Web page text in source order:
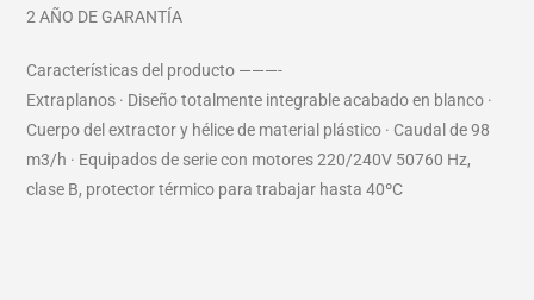
2 AÑO DE GARANTÍA
Características del producto ———-
Extraplanos · Diseño totalmente integrable acabado en blanco ·
Cuerpo del extractor y hélice de material plástico · Caudal de 98
m3/h · Equipados de serie con motores 220/240V 50760 Hz,
clase B, protector térmico para trabajar hasta 40ºC